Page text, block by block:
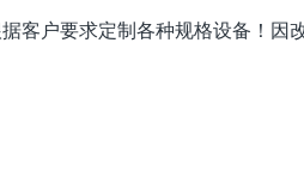
客户要求定制各种规格设备！